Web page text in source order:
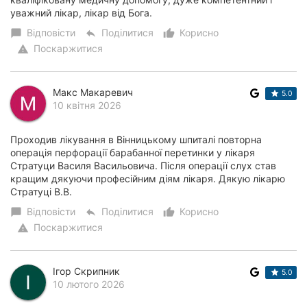
уважний лікар, лікар від Бога.
chat_bubble Відповісти reply Поділитися thumb_up_alt
Корисно
warning Поскаржитися
Макс Макаревич
10 квітня 2026
5.0
Проходив лікування в Вінницькому шпиталі повторна
операція перфорації барабанної перетинки у лікаря
Стратуци Василя Васильовича. Після операції слух став
кращим дякуючи професійним діям лікаря. Дякую лікарю
Стратуці В.В.
chat_bubble Відповісти reply Поділитися thumb_up_alt
Корисно
warning Поскаржитися
Ігор Скрипник
10 лютого 2026
5.0